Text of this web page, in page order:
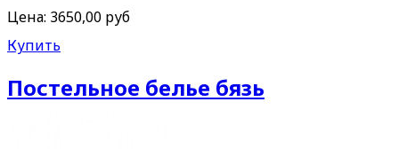
Цена: 3650,00 руб
Купить
Постельное белье бязь